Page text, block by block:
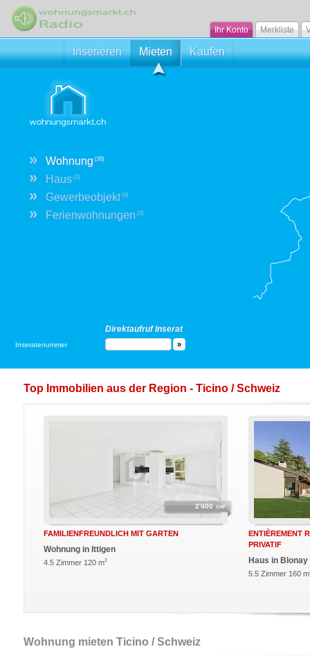
Ihr Konto Merkliste
Inserieren Mieten Kaufen
» Wohnung (20)
» Haus (2)
» Gewerbeobjekt(8)
» Ferienwohnungen (0)
Direktaufruf Inserat
Inseratenummer
Top Immobilien aus der Region - Ticino / Schweiz
2'400 CHF
FAMILIENFREUNDLICH MIT GARTEN
Wohnung in Ittigen
4.5 Zimmer 120 m2
ENTIÈREMENT
PRIVATIF
Haus in Blonay
5.5 Zimmer 160 m
Wohnung mieten Ticino / Schweiz